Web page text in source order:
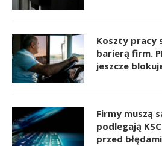
Koszty pracy
barierą firm.
jeszcze
Firmy muszą
podlegają
przed błędami